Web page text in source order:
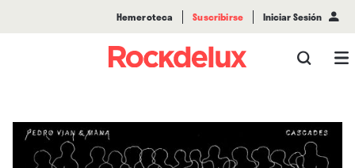
Hemeroteca Suscribirse Iniciar Sesión